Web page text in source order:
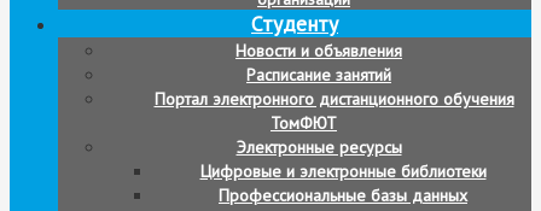
Студенту
Новости и объявления
Расписание занятий
Портал электронного дистанционного обучения
ТомФЮТ
Электронные ресурсы
Цифровые и электронные библиотеки
Профессиональные базы данных